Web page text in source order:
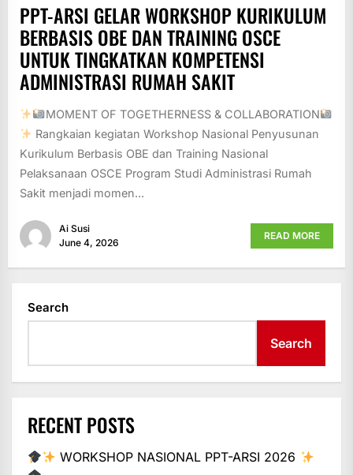
PPT-ARSI GELAR WORKSHOP KURIKULUM
BERBASIS OBE DAN TRAINING OSCE
UNTUK TINGKATKAN KOMPETENSI
ADMINISTRASI RUMAH SAKIT
MOMENT OF TOGETHERNESS & COLLABORATION
Rangkaian kegiatan Workshop Nasional Penyusunan
Kurikulum Berbasis OBE dan Training Nasional
Pelaksanaan OSCE Program Studi Administrasi Rumah
Sakit menjadi momen...
Ai Susi
June 4, 2026
READ MORE
Search
Search
RECENT POSTS
WORKSHOP NASIONAL PPT-ARSI 2026